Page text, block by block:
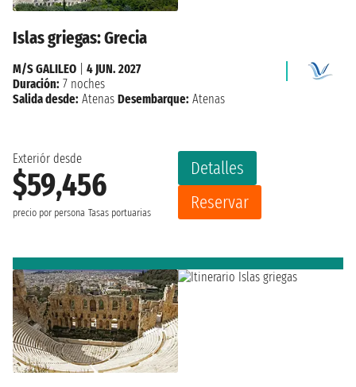
Islas griegas: Grecia
Exteriór desde
$59,456
precio por persona Tasas portuarias
Detalles
Reservar
M/S GALILEO
4 JUN. 2027
Duración: 7 noches
Salida desde: Atenas Desembarque: Atenas